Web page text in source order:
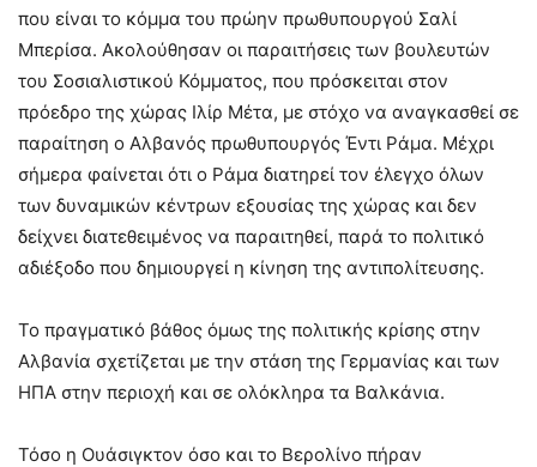
που είναι το κόμμα του πρώην πρωθυπουργού Σαλί
Μπερίσα. Ακολούθησαν οι παραιτήσεις των βουλευτών
του Σοσιαλιστικού Κόμματος, που πρόσκειται στον
πρόεδρο της χώρας Ιλίρ Μέτα, με στόχο να αναγκασθεί σε
παραίτηση ο Αλβανός πρωθυπουργός Έντι Ράμα. Μέχρι
σήμερα φαίνεται ότι ο Ράμα διατηρεί τον έλεγχο όλων
των δυναμικών κέντρων εξουσίας της χώρας και δεν
δείχνει διατεθειμένος να παραιτηθεί, παρά το πολιτικό
αδιέξοδο που δημιουργεί η κίνηση της αντιπολίτευσης.
Το πραγματικό βάθος όμως της πολιτικής κρίσης στην
Αλβανία σχετίζεται με την στάση της Γερμανίας και των
ΗΠΑ στην περιοχή και σε ολόκληρα τα Βαλκάνια.
Τόσο η Ουάσιγκτον όσο και το Βερολίνο πήραν